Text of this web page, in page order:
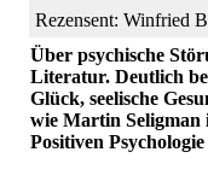
Rezensent: Winfried
Über psychische
Literatur. Deutlich
Glück, seelische
wie Martin Seligman
Positiven